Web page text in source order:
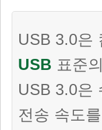
USB 3.0은
USB 표준
USB 3.0은
전송 속도